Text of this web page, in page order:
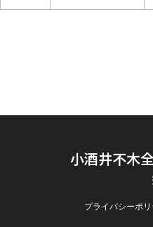
小酒井不木
プライバシーポリ